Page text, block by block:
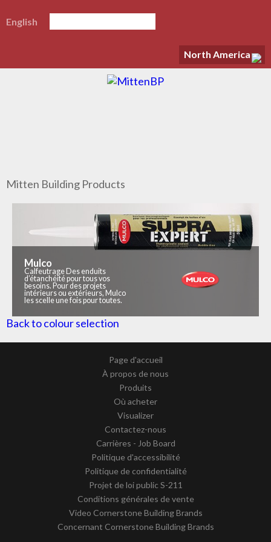
North America
English
Mitten Building Products
Mulco
Calfeutrage Des enduits
d’étanchéité pour tous vos
besoins. Pour des projets
intérieurs ou extérieurs, Mulco
les scelle une fois pour toutes.
Back to colour selection
Page d'accueil
À propos de nous
Produits
Où acheter
Visualizer
Contactez-nous
Carrières - Job Board
Politique d'accessibilité
Politique de confidentialité
Projet de loi public S-211
Conditions générales de vente
Video Cornerstone Building Brands
Concernant Cornerstone Building Brands